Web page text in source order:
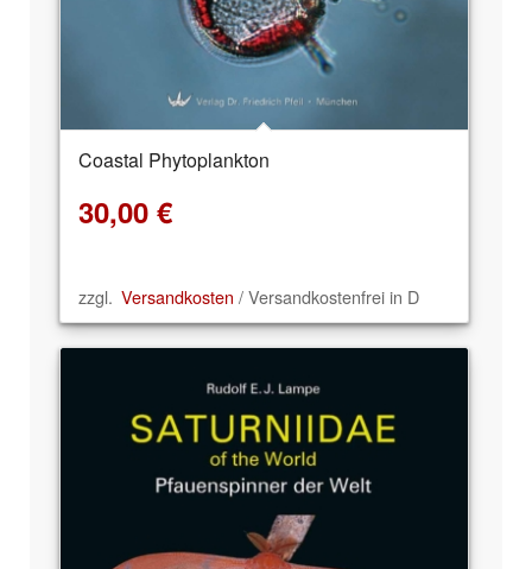
Coastal Phytoplankton
30,00 €
zzgl. Versandkosten / Versandkostenfrei in D